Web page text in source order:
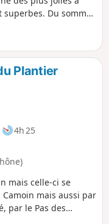
superbes. Du sommet
le golfe de la
Plantier
4h 25
mais celle-ci se
mais aussi par
par le Pas des